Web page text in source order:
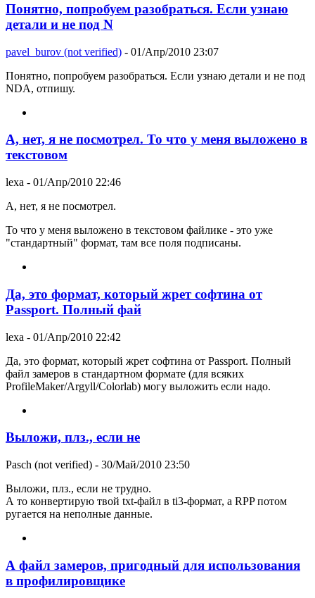
Понятно, попробуем разобраться. Если узнаю
детали и не под N
pavel_burov (not verified) - 01/Апр/2010 23:07
Понятно, попробуем разобраться. Если узнаю детали и не под
NDA, отпишу.
А, нет, я не посмотрел. То что у меня выложено в
текстовом
lexa - 01/Апр/2010 22:46
А, нет, я не посмотрел.
То что у меня выложено в текстовом файлике - это уже
"стандартный" формат, там все поля подписаны.
Да, это формат, который жрет софтина от
Passport. Полный фай
lexa - 01/Апр/2010 22:42
Да, это формат, который жрет софтина от Passport. Полный
файл замеров в стандартном формате (для всяких
ProfileMaker/Argyll/Colorlab) могу выложить если надо.
Выложи, плз., если не
Pasch (not verified) - 30/Май/2010 23:50
Выложи, плз., если не трудно.
А то конвертирую твой txt-файл в ti3-формат, а RPP потом
ругается на неполные данные.
А файл замеров, пригодный для использования
в профилировщике